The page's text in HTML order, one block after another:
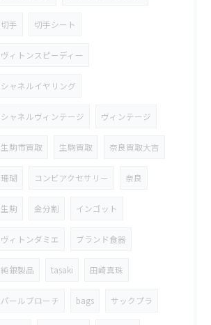
切手 切手シート
ヴィトンスピーディー
シャネルイヤリング
シャネルヴィンテージ ヴィンテージ
生駒市買取 生駒買取 奈良買取大吉
珊瑚 コンビアクセサリー 奈良
生駒 金分割 インゴット
ヴィトンダミエ ブランド食器
純銀製品 tasaki 田崎真珠
パールブローチ bags サックプラ